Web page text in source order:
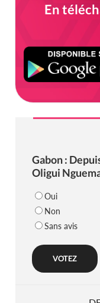
En
Gabon :
Oligui
Oui
Non
Sans avis